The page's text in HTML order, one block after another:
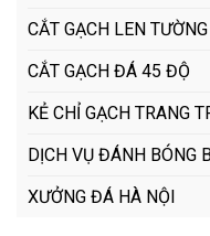
CẮT GẠCH LEN TƯỜNG
CẮT GẠCH ĐÁ 45 ĐỘ
KẺ CHỈ GẠCH TRANG
DỊCH VỤ ĐÁNH BÓNG
XƯỞNG ĐÁ HÀ NỘI